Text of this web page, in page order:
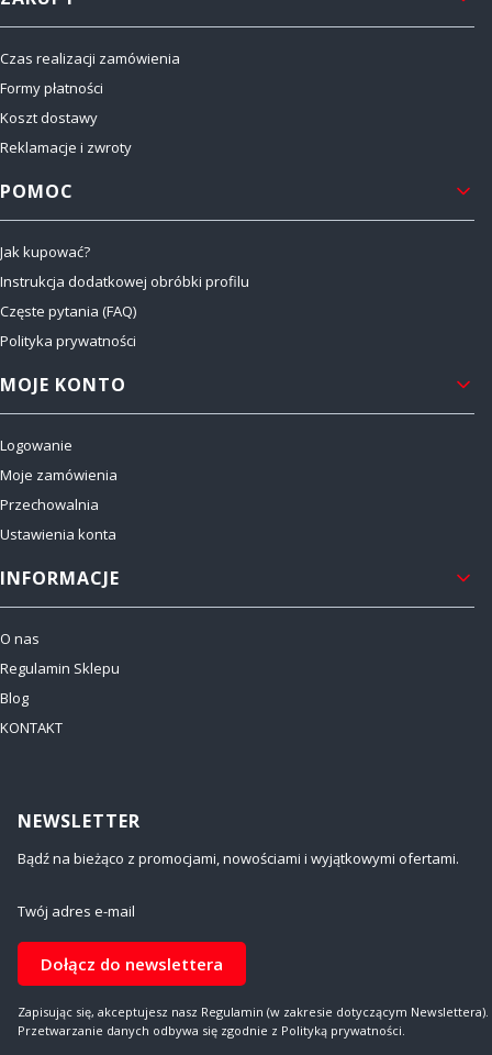
Czas realizacji zamówienia
Formy płatności
Koszt dostawy
Reklamacje i zwroty
POMOC
Jak kupować?
Instrukcja dodatkowej obróbki profilu
Częste pytania (FAQ)
Polityka prywatności
MOJE KONTO
Logowanie
Moje zamówienia
Przechowalnia
Ustawienia konta
INFORMACJE
O nas
Regulamin Sklepu
Blog
KONTAKT
NEWSLETTER
Bądź na bieżąco z promocjami, nowościami i wyjątkowymi ofertami.
Twój adres e-mail
Dołącz do newslettera
Zapisując się, akceptujesz nasz Regulamin (w zakresie dotyczącym Newslettera).
Przetwarzanie danych odbywa się zgodnie z Polityką prywatności.